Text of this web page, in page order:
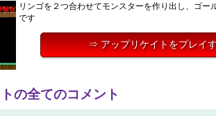
リンゴを２つ合わせてモンスターを作り出し、ゴー
です
⇒ アップリケイトをプレイ
の全てのコメント